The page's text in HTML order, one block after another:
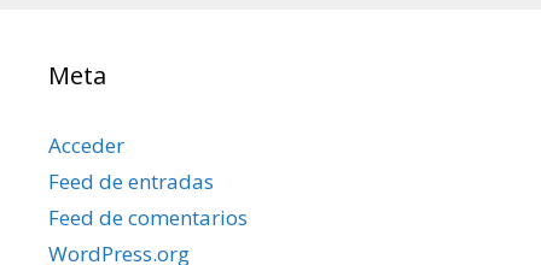
Meta
Acceder
Feed de entradas
Feed de comentarios
WordPress.org